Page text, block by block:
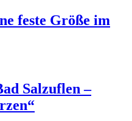
feste Größe im
Salzuflen –